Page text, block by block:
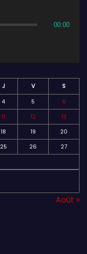
00:00
J V
S
4 5
6
11 12
13
18 19
20
25 26
27
Août »